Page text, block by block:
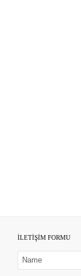
İLETİŞİM FORMU